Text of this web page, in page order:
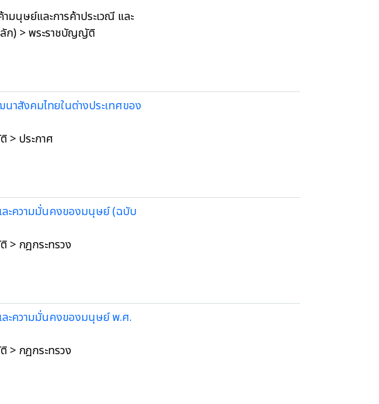
มนุษย์และการค้าประเวณี และ
ก) > พระราชบัญญัติ
าสังคมไทยในต่างประเทศของ
> ประกาศ
ละความมั่นคงของมนุษย์ (ฉบับ
> กฎกระทรวง
ละความมั่นคงของมนุษย์ พ.ศ.
> กฎกระทรวง